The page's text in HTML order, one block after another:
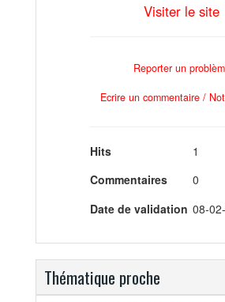
Visiter le site
Reporter un
Ecrire un commentaire /
Hits
1
Commentaires
0
Date de validation 08-
Thématique proche